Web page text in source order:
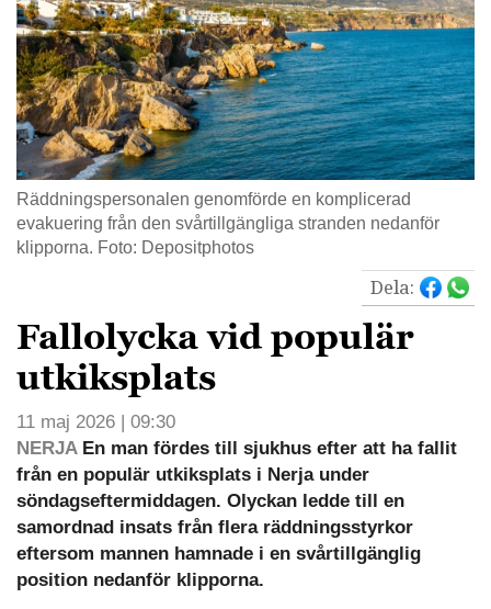
Räddningspersonalen genomförde en komplicerad
evakuering från den svårtillgängliga stranden nedanför
klipporna. Foto: Depositphotos
Dela:
Fallolycka vid populär
utkiksplats
11 maj 2026 | 09:30
NERJAEn man fördes till sjukhus efter att ha fallit
från en populär utkiksplats i Nerja under
söndagseftermiddagen. Olyckan ledde till en
samordnad insats från flera räddningsstyrkor
eftersom mannen hamnade i en svårtillgänglig
position nedanför klipporna.